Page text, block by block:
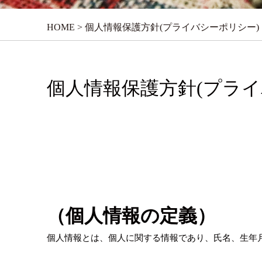
HOME > 個人情報保護方針(プライバシーポリシー)
個人情報保護方針(プラ
（個人情報の定義）
個人情報とは、個人に関する情報であり、氏名、生